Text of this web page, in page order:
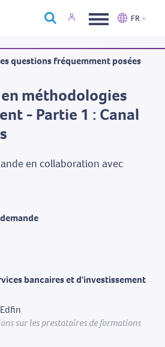
À propos d'Edfin
Calendrier
FR
Français
questions fréquemment posées
bancaires et d'investissement
sur les prestataires de formations
méthodologies
- Partie 1 : Canal
en collaboration avec